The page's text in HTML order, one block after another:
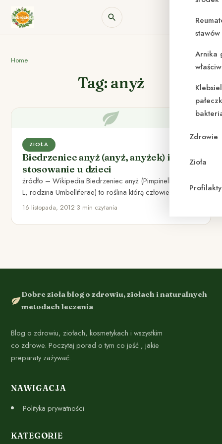
Arnika
Zdrowie
Zioła
Home
Tag: anyż
ZIOŁA
Biedrzeniec anyż (anyż, anyżek) i jego
stosowanie u dzieci
żródło – Wikipedia Biedrzeniec anyż (Pimpinella anisum
L, rodzina Umbelliferae) to roślina którą człowiek hoduje
od najdawniejszych czasów.…
16 listopada, 2012•3 min czytania
Dobre zioła blog o zdrowiu, ziołach i naturalnych
metodach leczenia
Blog o zdrowiu, ziołach, kosmetykach i wszystkim
co zdrowe. Poczytaj porad o tym co jeść , jakie
preparaty zażywać.
NAWIGACJA
Polityka prywatności
KATEGORIE